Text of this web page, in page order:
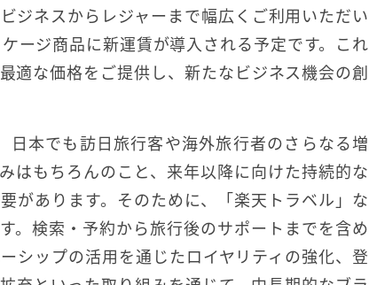
ジネスからレジャーまで幅広くご利用いただい
ージ商品に新運賃が導入される予定です。これ
適な価格をご提供し、新たなビジネス機会の創
本でも訪日旅行客や海外旅行者のさらなる増
はもちろんのこと、来年以降に向けた持続的な
があります。そのために、「楽天トラベル」な
。検索・予約から旅行後のサポートまでを含め
シップの活用を通じたロイヤリティの強化、登